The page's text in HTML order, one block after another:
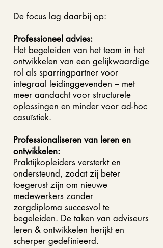
De focus lag daarbij op:
Professioneel advies:
Het begeleiden van het team in het
ontwikkelen van een gelijkwaardige
rol als sparringpartner voor
integraal leidinggevenden – met
meer aandacht voor structurele
oplossingen en minder voor ad-hoc
casuïstiek.
Professionaliseren van leren en
ontwikkelen:
Praktijkopleiders versterkt en
ondersteund, zodat zij beter
toegerust zijn om nieuwe
medewerkers zonder
zorgdiploma succesvol te
begeleiden. De taken van adviseurs
leren & ontwikkelen herijkt en
scherper gedefinieerd.